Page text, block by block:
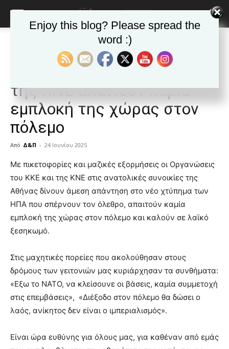
ΕΙΔΗΣΕΙΣ Ελλαδα
Οι Οργανώσεις του ΚΚΕ και
της ΚΝΕ απαιτούν καμία
εμπλοκή της χώρας στον
πόλεμο
Από Δ&Π - 24 Ιουνίου 2025
blonde
lesbians
hot
cam
show.desi
xxx
teaches
you
the
of
pain.
hd
Με πικετοφορίες και μαζικές εξορμήσεις οι Οργανώσεις
του ΚΚΕ και της ΚΝΕ στις ανατολικές συνοικίες της
Αθήνας δίνουν άμεση απάντηση στο νέο χτύπημα των
ΗΠΑ που σπέρνουν τον όλεθρο, απαιτούν καμία
εμπλοκή της χώρας στον πόλεμο και καλούν σε λαϊκό
ξεσηκωμό.
Στις μαχητικές πορείες που ακολούθησαν στους
δρόμους των γειτονιών μας κυριάρχησαν τα συνθήματα:
«Εξω το ΝΑΤΟ, να κλείσουνε οι βάσεις, καμία συμμετοχή
στις επεμβάσεις», «Διέξοδο στον πόλεμο θα δώσει ο
λαός, ανίκητος δεν είναι ο ιμπεριαλισμός».
Είναι ώρα ευθύνης για όλους μας, για καθέναν από εμάς
Enjoy this blog? Please spread the
word :)